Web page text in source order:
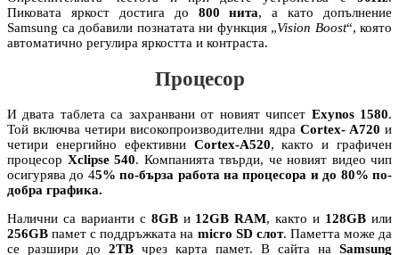
Пиковата яркост достига до 800 нита, а като допълнение
Samsung са добавили познатата ни функция „Vision Boost“, която
автоматично регулира яркостта и контраста.
Процесор
И двата таблета са захранвани от новият чипсет Exynos 1580.
Той включва четири високопроизводителни ядра Cortex- A720 и
четири енергийно ефективни Cortex-A520, както и графичен
процесор Xclipse 540. Компанията твърди, че новият видео чип
осигурява до 45% по-бърза работа на процесора и до 80% по-
добра графика.
Налични са варианти с8GB и 12GB RAM, както и 128GBили
256GBпамет с поддръжката на micro SD слот. Паметта може да
се разшири до 2TB чрез карта памет. В сайта на Samsung